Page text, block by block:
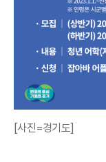
[사진=경기도]